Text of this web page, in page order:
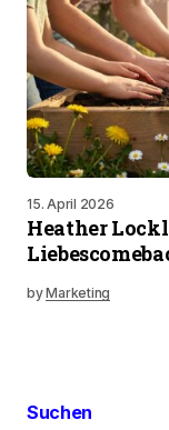
15. April 2026
Heather
byMarketing
Suchen